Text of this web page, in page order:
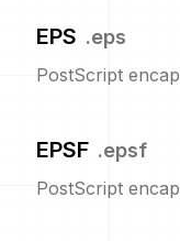
EPS .eps
PostScript
EPSF .epsf
PostScript